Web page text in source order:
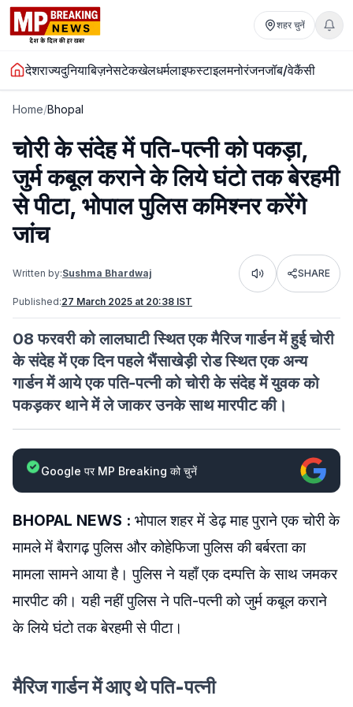
शहर चुनें
देशराज्यदुनियाबिज़नेसटेकखेलधर्मलाइफस्टाइलमनोरंजनजॉब/वेकैंसी
Home/Bhopal
चोरी के संदेह में पति-पत्नी को पकड़ा,
जुर्म कबूल कराने के लिये घंटो तक बेरहमी
से पीटा, भोपाल पुलिस कमिश्नर करेंगे
जांच
Written by:Sushma Bhardwaj Listen SHARE
Published:27 March 2025 at 20:38 IST
08 फरवरी को लालघाटी स्थित एक मैरिज गार्डन में हुई चोरी
के संदेह में एक दिन पहले भैंसाखेड़ी रोड स्थित एक अन्‍य
गार्डन में आये एक पति-पत्नी को चोरी के संदेह में युवक को
पकड़कर थाने में ले जाकर उनके साथ मारपीट की।
Google पर MP Breaking को चुनें
BHOPAL NEWS : भोपाल शहर में डेढ़ माह पुराने एक चोरी के
मामले में बैरागढ़ पुलिस और कोहेफिजा पुलिस की बर्बरता का
मामला सामने आया है। पुलिस ने यहाँ एक दम्पत्ति के साथ जमकर
मारपीट की। यही नहीं पुलिस ने पति-पत्नी को जुर्म कबूल कराने
के लिये घंटो तक बेरहमी से पीटा।
मैरिज गार्डन में आए थे पति-पत्नी